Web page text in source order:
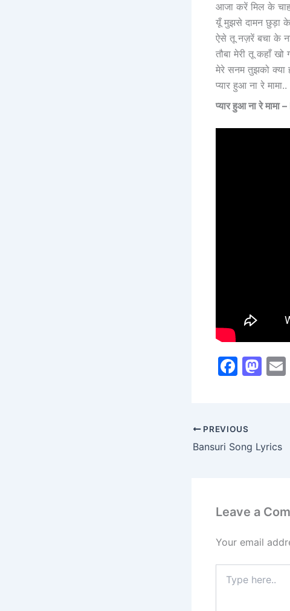
आजा करें मिल के
यूँ मुझसे दामन छुड़ा
ऐसे तू नज़रें बचा के
तौबा मेरी तू कहाँ खो
मेरे सनम तुझको क्या
प्यार हुआ ना रे मामा..
प्यार हुआ ना रे
F
e
b
M
d
PREVIOUS
Bansuri Song Lyrics
Leave a
Your email
here..